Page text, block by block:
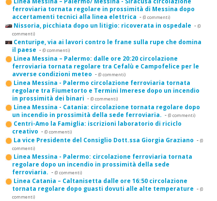
ferroviaria tornata regolare in prossimità di Messina dopo
accertamenti tecnici alla linea elettrica - (0 commenti)
Nissoria, picchiata dopo un litigio: ricoverata in ospedale - (0
commenti)
Centuripe, via ai lavori contro le frane sulla rupe che domina
il paese - (0 commenti)
Linea Messina – Palermo: dalle ore 20:20 circolazione
ferroviaria tornata regolare tra Cefalù e Campofelice per le
avverse condizioni meteo - (0 commenti)
Linea Messina - Palermo circolazione ferroviaria tornata
regolare tra Fiumetorto e Termini Imerese dopo un incendio
in prossimità dei binari - (0 commenti)
Linea Messina - Catania: circolazione tornata regolare dopo
un incendio in prossimità della sede ferroviaria. - (0 commenti)
Centri-Amo la Famiglia: iscrizioni laboratorio di riciclo
creativo - (0 commenti)
La vice Presidente del Consiglio Dott.ssa Giorgia Graziano - (0
commenti)
Linea Messina - Palermo: circolazione ferroviaria tornata
regolare dopo un incendio in prossimità della sede
ferroviaria. - (0 commenti)
Linea Catania – Caltanisetta dalle ore 16:50 circolazione
tornata regolare dopo guasti dovuti alle alte temperature - (0
commenti)